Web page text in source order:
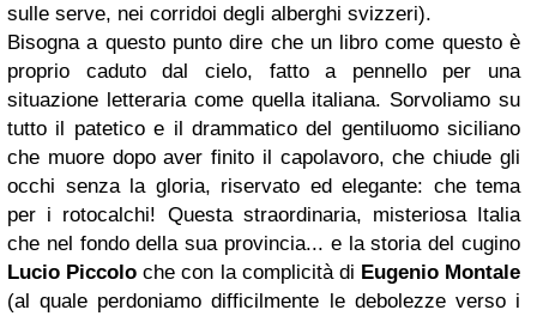
sulle serve, nei corridoi degli alberghi svizzeri).
Bisogna a questo punto dire che un libro come questo è
proprio caduto dal cielo, fatto a pennello per una
situazione letteraria come quella italiana. Sorvoliamo su
tutto il patetico e il drammatico del gentiluomo siciliano
che muore dopo aver finito il capolavoro, che chiude gli
occhi senza la gloria, riservato ed elegante: che tema
per i rotocalchi! Questa straordinaria, misteriosa Italia
che nel fondo della sua provincia... e la storia del cugino
Lucio Piccolo che con la complicità di Eugenio Montale
(al quale perdoniamo difficilmente le debolezze verso i